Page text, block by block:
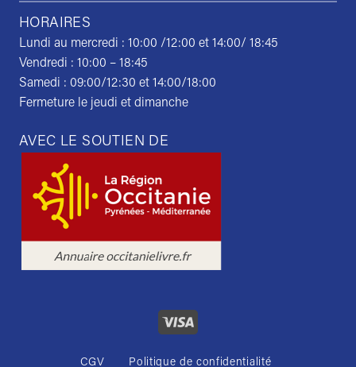
HORAIRES
Lundi au mercredi : 10:00 /12:00 et 14:00/ 18:45
Vendredi : 10:00 – 18:45
Samedi : 09:00/12:30 et 14:00/18:00
Fermeture le jeudi et dimanche
AVEC LE SOUTIEN DE
CGV Politique de confidentialité